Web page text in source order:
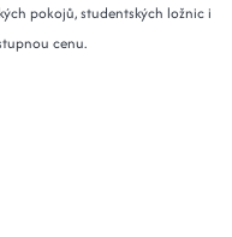
pokojů, studentských ložnic i
cenu.